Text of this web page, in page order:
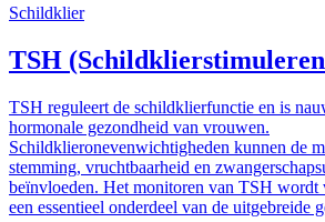
Schildklier
TSH
TSH reguleert de schildklierfunctie en is
hormonale gezondheid van vrouwen.
Schildklieronevenwichtigheden kunnen de
stemming, vruchtbaarheid en
beïnvloeden. Het monitoren van TSH wordt
een essentieel onderdeel van de uitgebreide